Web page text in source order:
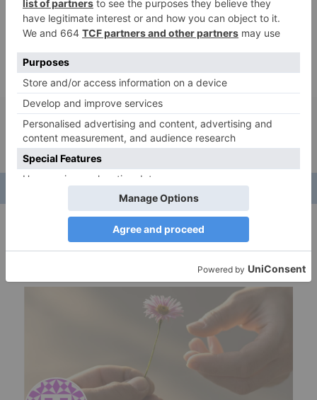
Kontaktieren Sie diese Person
Ankündigung veröffentlicht in :
Ortschaften :Frankreich-Neu-Aquitanien-Heiliger Michel
Dons:Kefir de Früchte
Freigabemodi:Manuelle Zustellung
Donne kefir de fruits à
Eyraud-Crempse-Maurens